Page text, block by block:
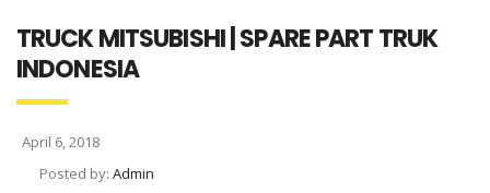
TRUCK MITSUBISHI | SPARE PART TRUK
INDONESIA
April 6, 2018
Posted by: Admin